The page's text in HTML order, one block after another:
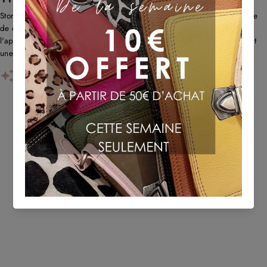
Store propose des sacs en cuir uniques et recyclés avec un savoir-faire
de qualité et une livraison rapide. Les clients louent l'originalité,
l'approche écologique et le service client réactif. Certains remarquent
une forte odeur de cuir au début et des problè...
AI-GENERATED FROM CUSTOMER REVIEWS.
TU POURRAIS AUSSI AIMER
Sold Out